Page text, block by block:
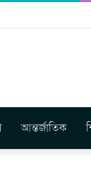
মোমবাতি
আন্তর্জাতিক